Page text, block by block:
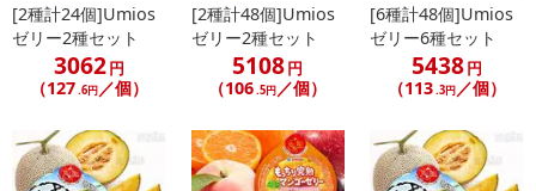
[2種計24個]Umios
ゼリー2種セット
3062円
（127.6円／個）
[2種計48個]Umios
ゼリー2種セット
5108円
（106.5円 ／個）
[6種計48個]Umios
ゼリー6種セット
5438円
（113.3円 ／個）